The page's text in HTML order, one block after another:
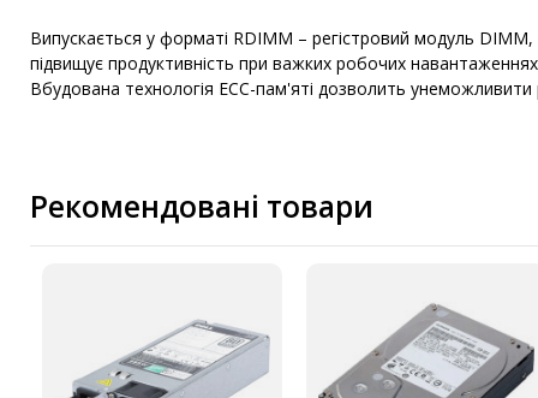
Випускається у форматі RDIMM – регістровий модуль DIMM,
підвищує продуктивність при важких робочих
Вбудована технологія ЕСС-пам'яті дозволить
Рекомендовані товари